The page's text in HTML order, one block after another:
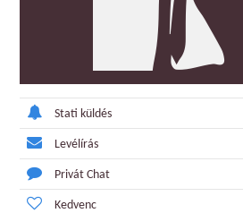
Stati küldés
Levélírás
Privát Chat
Kedvenc